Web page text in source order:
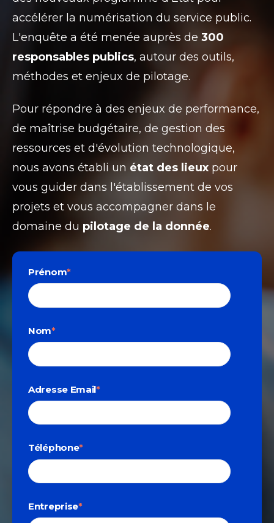
accélérer la numérisation du service public.
L'enquête a été menée auprès de 300
responsables publics, autour des outils,
méthodes et enjeux de pilotage.
Pour répondre à des enjeux de performance,
de maîtrise budgétaire, de gestion des
ressources et d'évolution technologique,
nous avons établi un état des lieux pour
vous guider dans l'établissement de vos
projets et vous accompagner dans le
domaine du pilotage de la donnée.
Prénom*
Nom*
Adresse Email*
Téléphone*
Entreprise*